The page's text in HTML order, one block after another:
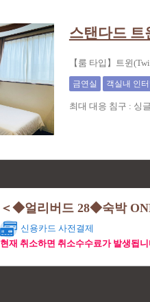
스탠다드 트
【룸 타입】트윈
금연실 객실내 인
최대 대응 침구 : 싱
＜◆얼리버드 28◆숙박
신용카드 사전결제
현재 취소하면 취소수수료가 발생됩니